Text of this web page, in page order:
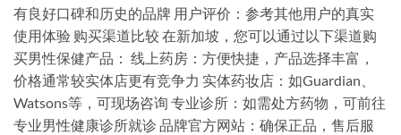
有良好口碑和历史的品牌 用户评价：参考其他用户的真实
使用体验 购买渠道比较 在新加坡，您可以通过以下渠道购
买男性保健产品： 线上药房：方便快捷，产品选择丰富，
价格通常较实体店更有竞争力 实体药妆店：如Guardian、
Watsons等，可现场咨询 专业诊所：如需处方药物，可前往
专业男性健康诊所就诊 品牌官方网站：确保正品，售后服